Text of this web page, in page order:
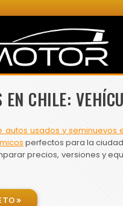
EN CHILE:
autos usados y seminuevos
perfectos para la
precios, versiones y
»